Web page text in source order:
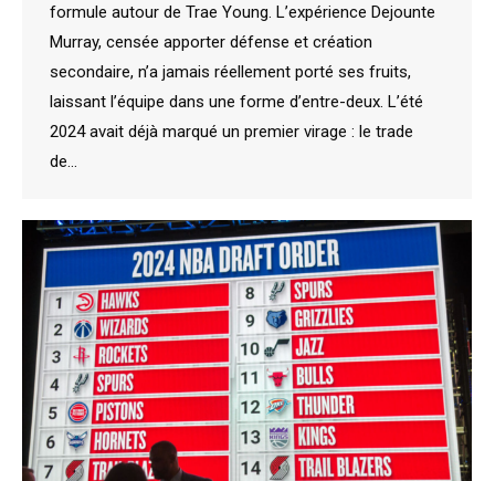
formule autour de Trae Young. L’expérience Dejounte
Murray, censée apporter défense et création
secondaire, n’a jamais réellement porté ses fruits,
laissant l’équipe dans une forme d’entre-deux. L’été
2024 avait déjà marqué un premier virage : le trade
de…